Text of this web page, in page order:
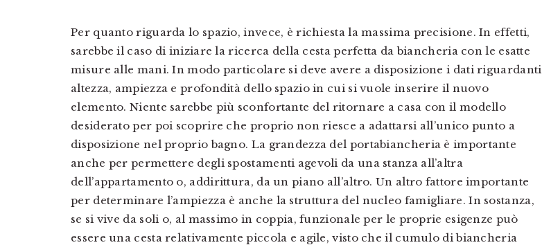
Per quanto riguarda lo spazio, invece, è richiesta la massima precisione. In effetti,
sarebbe il caso di iniziare la ricerca della cesta perfetta da biancheria con le esatte
misure alle mani. In modo particolare si deve avere a disposizione i dati riguardanti
altezza, ampiezza e profondità dello spazio in cui si vuole inserire il nuovo
elemento. Niente sarebbe più sconfortante del ritornare a casa con il modello
desiderato per poi scoprire che proprio non riesce a adattarsi all’unico punto a
disposizione nel proprio bagno. La grandezza del portabiancheria è importante
anche per permettere degli spostamenti agevoli da una stanza all’altra
dell’appartamento o, addirittura, da un piano all’altro. Un altro fattore importante
per determinare l’ampiezza è anche la struttura del nucleo famigliare. In sostanza,
se si vive da soli o, al massimo in coppia, funzionale per le proprie esigenze può
essere una cesta relativamente piccola e agile, visto che il cumulo di biancheria